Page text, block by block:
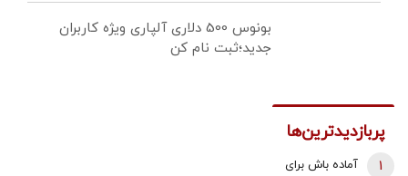
بونوس 500 دلاری آلپاری ویژه کاربران
جدید؛ثبت نام کن
پربازدیدترین‌ها
آماده باش برای
1